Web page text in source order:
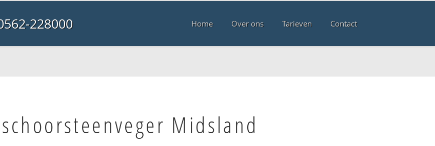
228000 Home Over ons Tarieven Contact
Midsland